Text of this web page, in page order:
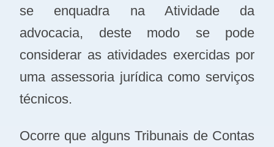
se enquadra na Atividade da
advocacia, deste modo se pode
considerar as atividades exercidas por
uma assessoria jurídica como serviços
técnicos.
Ocorre que alguns Tribunais de Contas